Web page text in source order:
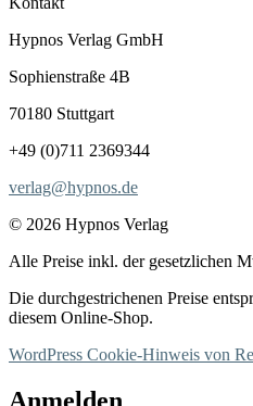
Hypnos Verlag GmbH
Sophienstraße 4B
70180 Stuttgart
+49 (0)711 2369344
verlag@hypnos.de
© 2026 Hypnos Verlag
Alle Preise inkl. der gesetzlichen
Die durchgestrichenen Preise
diesem Online-Shop.
WordPress Cookie-Hinweis von